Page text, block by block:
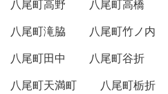
八尾町高野
八尾町高橋
八尾町滝脇
八尾町竹ノ内
八尾町田中
八尾町谷折
八尾町天満町
八尾町栃折